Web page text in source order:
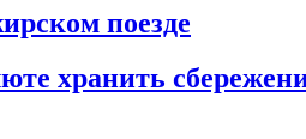
поезде
хранить